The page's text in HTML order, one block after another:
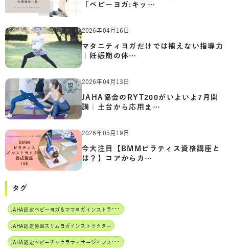
「ベビーヨガ:キッ…
2026年04月16日
マタニティヨガだけでは補えない指導力
｜妊娠期の体…
2026年04月13日
JAHA協会のRYT200がいよいよ7月開
講｜土台から応用ま…
2026年05月19日
今大注目【BMMピラティス資格講座と
は？】コアからカ…
タグ
J
AHA認定ベビーヨガ＆ママヨガインストラクター
JAHA認定骨盤スリムヨガインストラクター
J
AHA認定ベビーチャクラマッサージインストラクター